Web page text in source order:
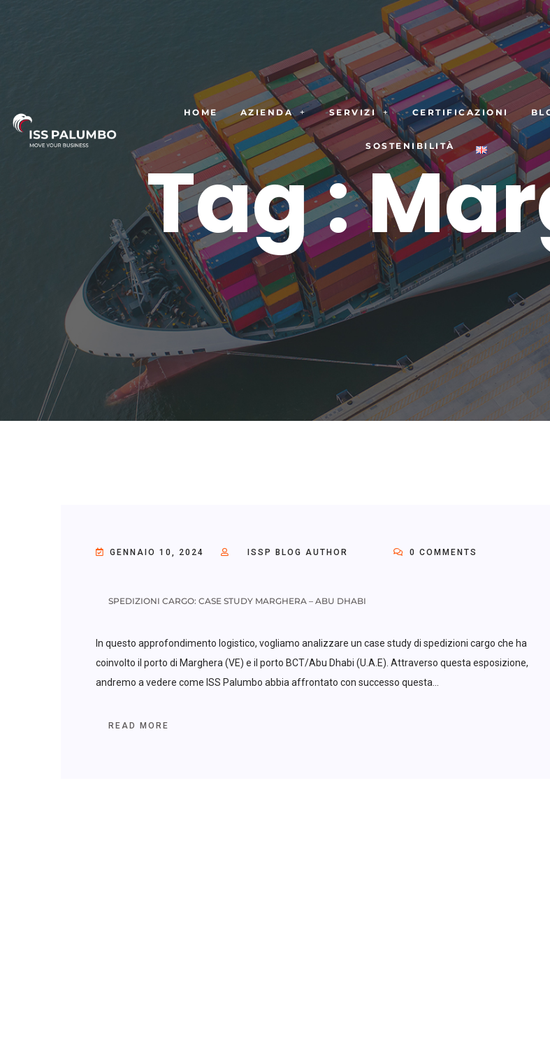
HOME AZIENDA SERVIZI CERTIFICAZIONI
SOSTENIBILITÀ
Tag :
GENNAIO 10, 2024 ISSP BLOG AUTHOR 0 COMMENTS
SPEDIZIONI CARGO: CASE STUDY MARGHERA – ABU DHABI
In questo approfondimento logistico, vogliamo analizzare un case study di spedizioni cargo che ha
coinvolto il porto di Marghera (VE) e il porto BCT/Abu Dhabi (U.A.E). Attraverso questa esposizione,
andremo a vedere come ISS Palumbo abbia affrontato con successo questa...
READ MORE